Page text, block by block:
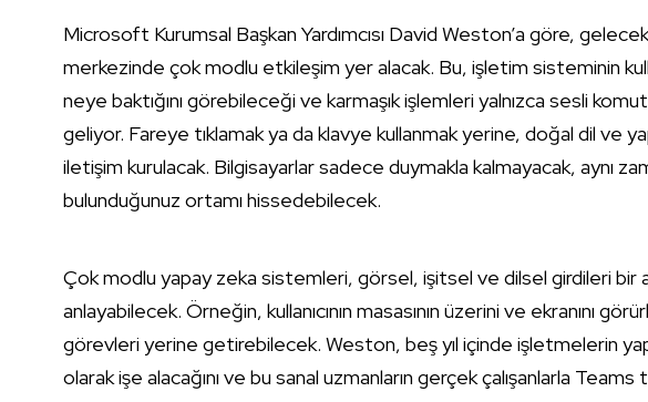
Microsoft Kurumsal Başkan Yardımcısı David Weston’a göre,
merkezinde çok modlu etkileşim yer alacak. Bu, işletim sisteminin
neye baktığını görebileceği ve karmaşık işlemleri yalnızca sesli
geliyor. Fareye tıklamak ya da klavye kullanmak yerine, doğal dil ve
iletişim kurulacak. Bilgisayarlar sadece duymakla kalmayacak, aynı
bulunduğunuz ortamı hissedebilecek.
Çok modlu yapay zeka sistemleri, görsel, işitsel ve dilsel girdileri bir
anlayabilecek. Örneğin, kullanıcının masasının üzerini ve ekranını
görevleri yerine getirebilecek. Weston, beş yıl içinde işletmelerin
olarak işe alacağını ve bu sanal uzmanların gerçek çalışanlarla Teams